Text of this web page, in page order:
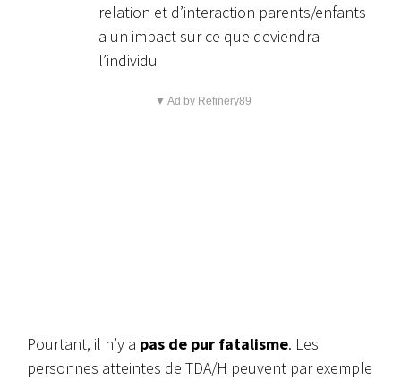
relation et d’interaction parents/enfants
a un impact sur ce que deviendra
l’individu
▼ Ad by Refinery89
Pourtant, il n’y a pas de pur fatalisme. Les
personnes atteintes de TDA/H peuvent par exemple